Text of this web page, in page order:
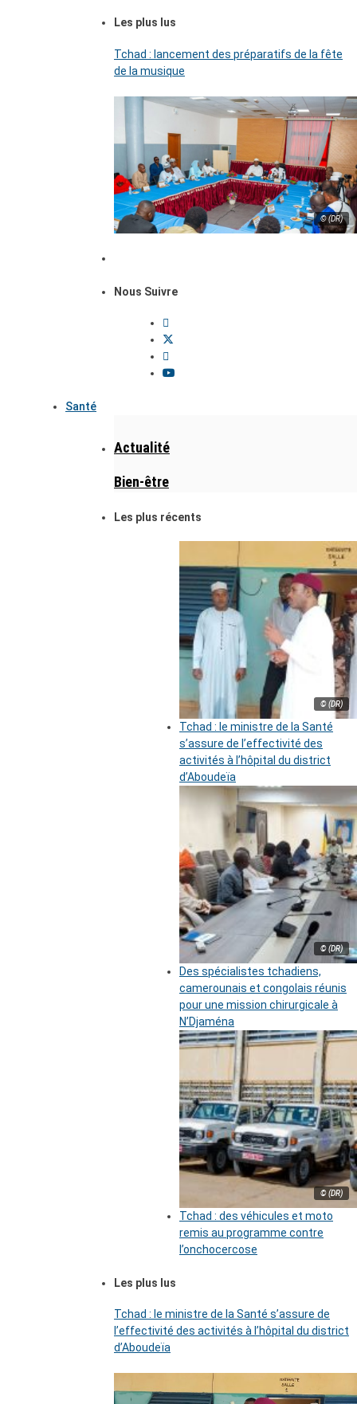
Les plus lus
Tchad : lancement des préparatifs de la fête
de la musique
© (DR)
Nous Suivre
Santé
Actualité
Bien-être
Les plus récents
© (DR)
Tchad : le ministre de la Santé
s’assure de l’effectivité des
activités à l’hôpital du district
d’Aboudeïa
© (DR)
Des spécialistes tchadiens,
camerounais et congolais réunis
pour une mission chirurgicale à
N’Djaména
© (DR)
Tchad : des véhicules et moto
remis au programme contre
l’onchocercose
Les plus lus
Tchad : le ministre de la Santé s’assure de
l’effectivité des activités à l’hôpital du district
d’Aboudeïa